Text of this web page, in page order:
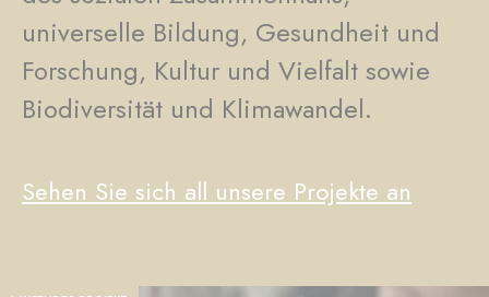
universelle Bildung, Gesundheit und
Forschung, Kultur und Vielfalt sowie
Biodiversität und Klimawandel.
Sehen Sie sich all unsere Projekte an